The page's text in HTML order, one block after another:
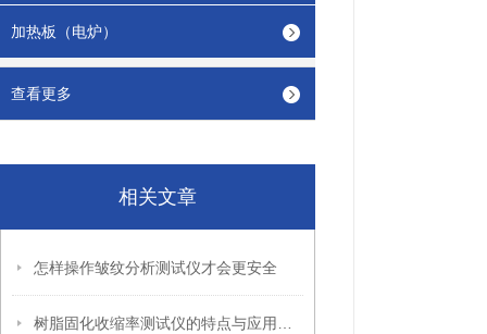
加热板（电炉）
查看更多
相关文章
怎样操作皱纹分析测试仪才会更安全